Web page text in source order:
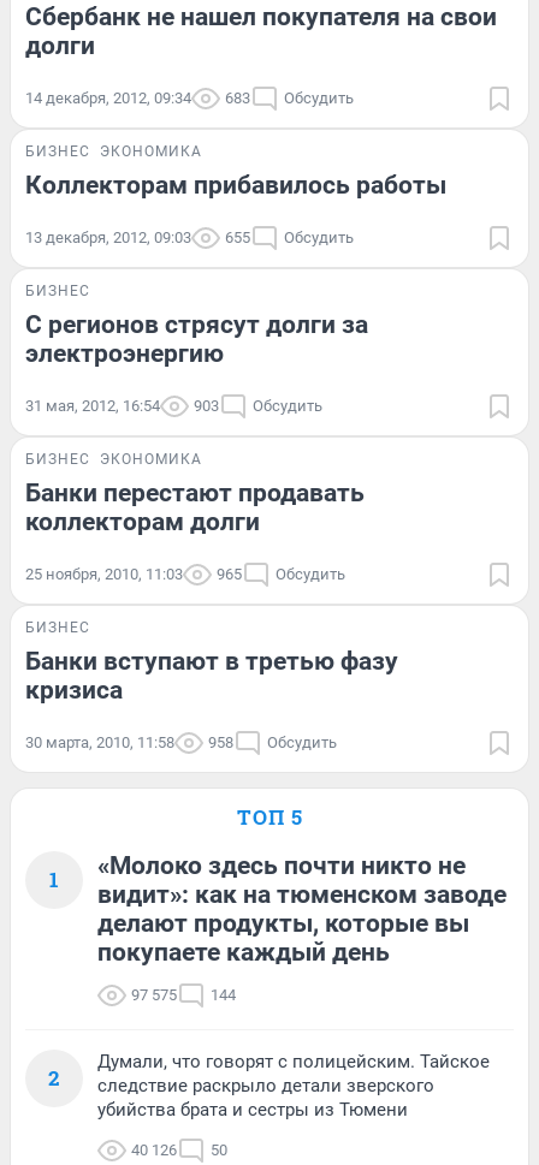
Сбербанк не нашел покупателя на свои
долги
14 декабря, 2012, 09:34 683 Обсудить
БИЗНЕС ЭКОНОМИКА
Коллекторам прибавилось работы
13 декабря, 2012, 09:03 655 Обсудить
БИЗНЕС
С регионов стрясут долги за
электроэнергию
31 мая, 2012, 16:54 903 Обсудить
БИЗНЕС ЭКОНОМИКА
Банки перестают продавать
коллекторам долги
25 ноября, 2010, 11:03 965 Обсудить
БИЗНЕС
Банки вступают в третью фазу
кризиса
30 марта, 2010, 11:58 958 Обсудить
ТОП 5
1
«Молоко здесь почти никто не
видит»: как на тюменском заводе
делают продукты, которые вы
покупаете каждый день
97 575 144
2
Думали, что говорят с полицейским. Тайское
следствие раскрыло детали зверского
убийства брата и сестры из Тюмени
40 126 50